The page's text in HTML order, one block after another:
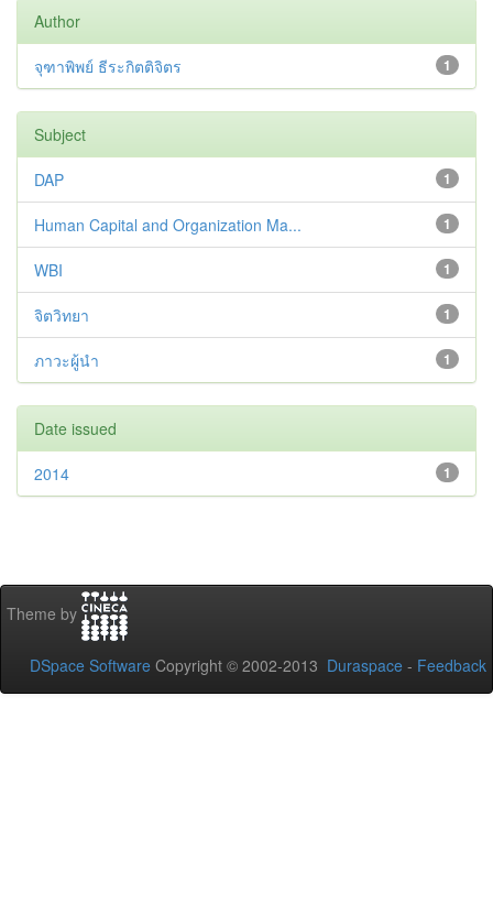
Author
1
จุฑาพิพย์ ธีระกิตติจิตร
Subject
1
DAP
1
Human Capital and Organization Ma...
1
WBI
1
จิตวิทยา
1
ภาวะผู้นำ
Date issued
1
2014
Theme by
DSpace Software Copyright © 2002-2013 Duraspace - Feedback